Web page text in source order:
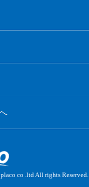
placo co .ltdAll rights Reserved.